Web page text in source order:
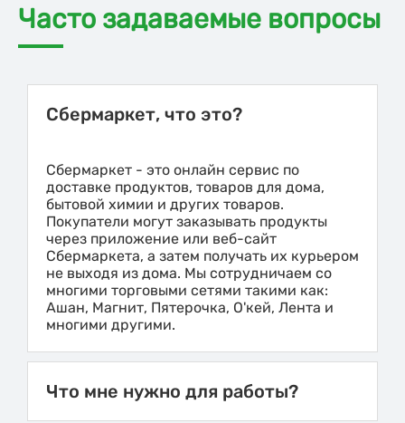
Часто задаваемые вопросы
Сбермаркет, что это?
Сбермаркет - это онлайн сервис по
доставке продуктов, товаров для дома,
бытовой химии и других товаров.
Покупатели могут заказывать продукты
через приложение или веб-сайт
Сбермаркета, а затем получать их курьером
не выходя из дома. Мы сотрудничаем со
многими торговыми сетями такими как:
Ашан, Магнит, Пятерочка, О'кей, Лента и
многими другими.
Что мне нужно для работы?